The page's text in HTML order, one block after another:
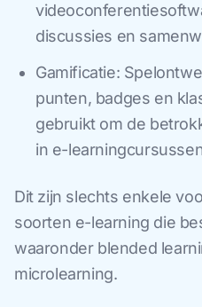
discussies en
Gamificatie:
punten, badges en
gebruikt om de
in e-
Dit zijn slechts enkele
soorten e-learning die
waaronder blended
microlearning.